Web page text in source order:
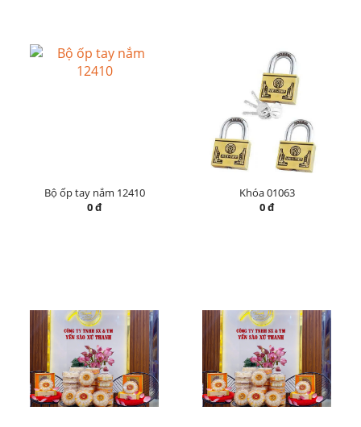
Bộ ốp tay nắm 12410
0 đ
Khóa 01063
0 đ